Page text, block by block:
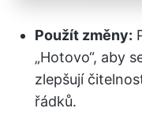
Použít změny:
„Hotovo“, aby
zlepšují
řádků.